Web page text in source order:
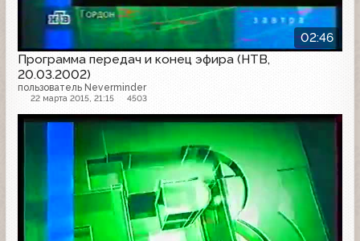
02:46
Программа передач и конец эфира (НТВ,
20.03.2002)
пользователь Neverminder
22 марта 2015, 21:15 4503
Программа передач